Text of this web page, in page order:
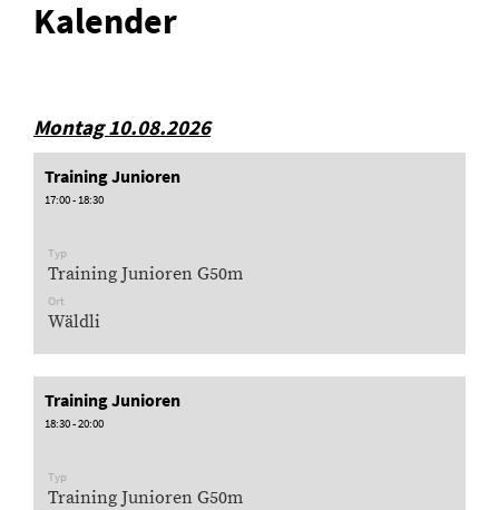
Kalender
Montag 10.08.2026
Training Junioren
17:00 - 18:30
Typ
Training Junioren G50m
Ort
Wäldli
Training Junioren
18:30 - 20:00
Typ
Training Junioren G50m